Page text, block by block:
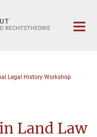
Legal History Workshop
Land Law